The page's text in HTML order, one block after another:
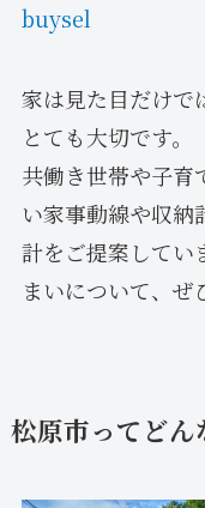
buysel
家は見た目だけで
とても大切です。
共働き世帯や子育
い家事動線や収
計をご提案してい
まいについて、ぜ
松原市ってどん